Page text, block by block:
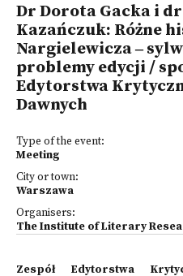
Dr Dorota Gacka i
Kazańczuk: Różne
Nargielewicza ‒
problemy edycji /
Edytorstwa
Dawnych
Type of the event:
Meeting
City or town:
Warszawa
Organisers:
The Institute of Literary
Zespół Edytorstwa